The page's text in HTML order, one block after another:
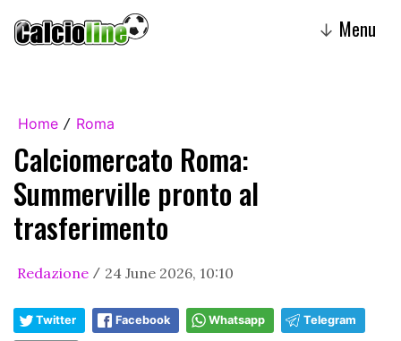
↓ Menu
Home / Roma
Calciomercato Roma:
Summerville pronto al
trasferimento
Redazione / 24 June 2026, 10:10
Twitter Facebook Whatsapp Telegram